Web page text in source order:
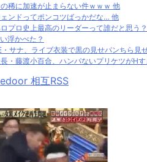
の稀に加速が止まらない件ｗｗｗ 他
ンドってポンコツばっかだな… 他
ロプロ史上最高のリーダーって誰だと思う？
浮かべた？
・サナ、ライブ衣装で黒の見せパンちら見
長・藤渡小百合、ハンパないプリケツがH
相互RSS